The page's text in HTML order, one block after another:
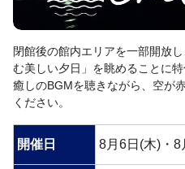
閉館後の館内エリアを一部開放
む美しい夕日」を眺めることに
癒しのBGMを聴きながら、空が
ください。
開催日 8月6日(木)・8